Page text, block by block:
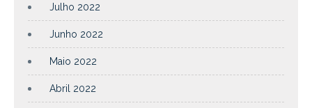
Julho 2022
Junho 2022
Maio 2022
Abril 2022